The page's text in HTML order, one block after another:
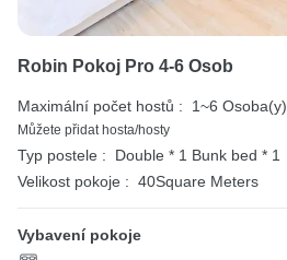
Robin Pokoj Pro 4-6 Osob
Maximální počet hostů : 1~6 Osoba(y)
Můžete přidat hosta/hosty
Typ postele : Double * 1 Bunk bed * 1
Velikost pokoje : 40Square Meters
Vybavení pokoje